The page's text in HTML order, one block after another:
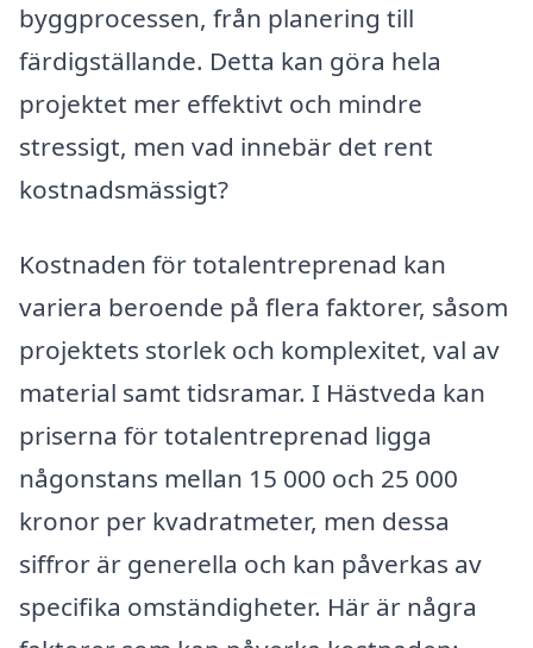
byggprocessen, från planering till
färdigställande. Detta kan göra hela
projektet mer effektivt och mindre
stressigt, men vad innebär det rent
kostnadsmässigt?
Kostnaden för totalentreprenad kan
variera beroende på flera faktorer, såsom
projektets storlek och komplexitet, val av
material samt tidsramar. I Hästveda kan
priserna för totalentreprenad ligga
någonstans mellan 15 000 och 25 000
kronor per kvadratmeter, men dessa
siffror är generella och kan påverkas av
specifika omständigheter. Här är några